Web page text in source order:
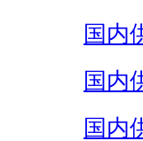
国内
国内
国内